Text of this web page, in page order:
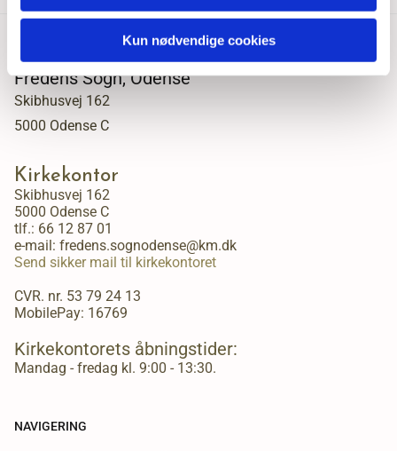
Kun nødvendige cookies
Fredens Sogn, Odense
Skibhusvej 162
5000 Odense C
Kirkekontor
Skibhusvej 162
5000 Odense C
tlf.: 66 12 87 01
e-mail: fredens.sognodense@km.dk
Send sikker mail til kirkekontoret
CVR. nr. 53 79 24 13
MobilePay: 16769
Kirkekontorets åbningstider:
Mandag - fredag kl. 9:00 - 13:30.
NAVIGERING